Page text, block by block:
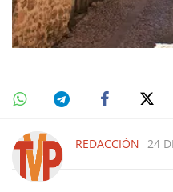
REDACCIÓN 24